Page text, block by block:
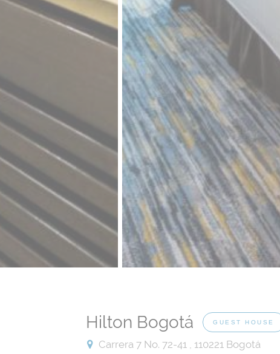
Hilton Bogotá GUEST HOUSE
Carrera 7 No. 72-41 , 110221 Bogotá